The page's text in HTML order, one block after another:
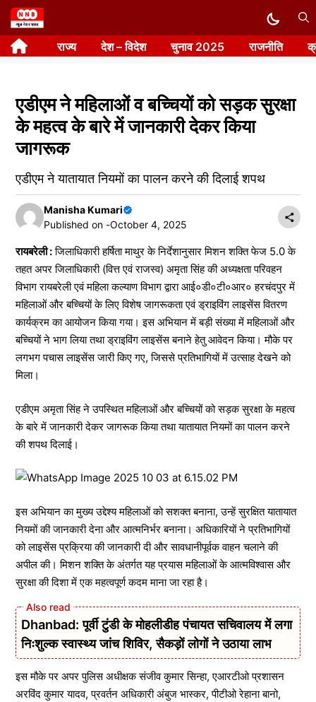
Skip
to
content राज्य देश – विदेश चुनाव 2025 राजनीति
एडीएम ने महिलाओं व बच्चियों को सड़क सुरक्षा
के महत्व के बारे में जानकारी देकर किया
जागरूक
एडीएम ने यातायात नियमों का पालन करने की दिलाई शपथ
Manisha Kumari
Published on -October 4, 2025
रायबरेली :जिलाधिकारी हर्षिता माथुर के निर्देशानुसार मिशन शक्ति फेज 5.0 के
तहत अपर जिलाधिकारी (वित्त एवं राजस्व) अमृता सिंह की अध्यक्षता परिवहन
विभाग रायबरेली एवं महिला कल्याण विभाग द्वारा आई०डी०टी०आर० हरचंदपुर में
महिलाओं और बच्चियों के लिए विशेष जागरूकता एवं ड्राइविंग लाइसेंस वितरण
कार्यक्रम का आयोजन किया गया। इस अभियान में बड़ी संख्या में महिलाओं और
बच्चियों ने भाग लिया तथा ड्राइविंग लाइसेंस बनाने हेतु आवेदन किया। मौके पर
लगभग पचास लाइसेंस जारी किए गए, जिससे प्रतिभागियों में उत्साह देखने को
मिला।
एडीएम अमृता सिंह ने उपस्थित महिलाओं और बच्चियों को सड़क सुरक्षा के महत्व
के बारे में जानकारी देकर जागरूक किया तथा यातायात नियमों का पालन करने
की शपथ दिलाई।
इस अभियान का मुख्य उद्देश्य महिलाओं को सशक्त बनाना, उन्हें सुरक्षित यातायात
नियमों की जानकारी देना और आत्मनिर्भर बनाना। अधिकारियों ने प्रतिभागियों
को लाइसेंस प्रक्रिया की जानकारी दी और सावधानीपूर्वक वाहन चलाने की
अपील की। मिशन शक्ति के अंतर्गत यह प्रयास महिलाओं के आत्मविश्वास और
सुरक्षा की दिशा में एक महत्वपूर्ण कदम माना जा रहा है।
Dhanbad: पूर्वी टुंडी के मोहलीडीह पंचायत सचिवालय में लगा
निःशुल्क स्वास्थ्य जांच शिविर, सैकड़ों लोगों ने उठाया लाभ
इस मौके पर अपर पुलिस अधीक्षक संजीव कुमार सिन्हा, एआरटीओ प्रशासन
अरविंद कुमार यादव, प्रवर्तन अधिकारी अंबुज भास्कर, पीटीओ रेहाना बानो,